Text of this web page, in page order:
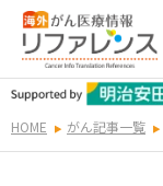
HOME がん記事一覧